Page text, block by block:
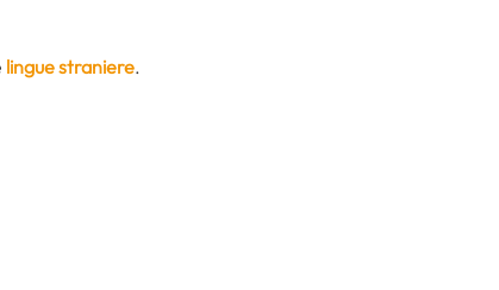
lingue straniere.